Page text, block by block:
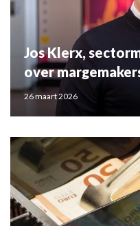
Jos Klerx,
over
26 maart 2026